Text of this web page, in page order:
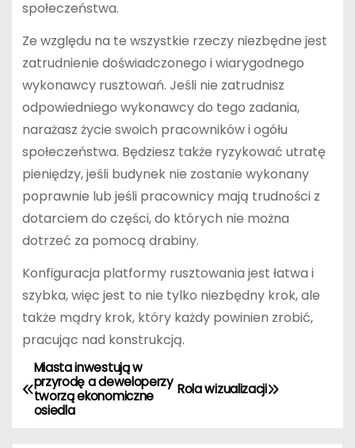
społeczeństwa.
Ze względu na te wszystkie rzeczy niezbędne jest
zatrudnienie doświadczonego i wiarygodnego
wykonawcy rusztowań. Jeśli nie zatrudnisz
odpowiedniego wykonawcy do tego zadania,
narażasz życie swoich pracowników i ogółu
społeczeństwa. Będziesz także ryzykować utratę
pieniędzy, jeśli budynek nie zostanie wykonany
poprawnie lub jeśli pracownicy mają trudności z
dotarciem do części, do których nie można
dotrzeć za pomocą drabiny.
Konfiguracja platformy rusztowania jest łatwa i
szybka, więc jest to nie tylko niezbędny krok, ale
także mądry krok, który każdy powinien zrobić,
pracując nad konstrukcją.
N
a
Rola wizualizacji
Miasta inwestują w
przyrodę a deweloperzy
tworzą ekonomiczne
osiedla